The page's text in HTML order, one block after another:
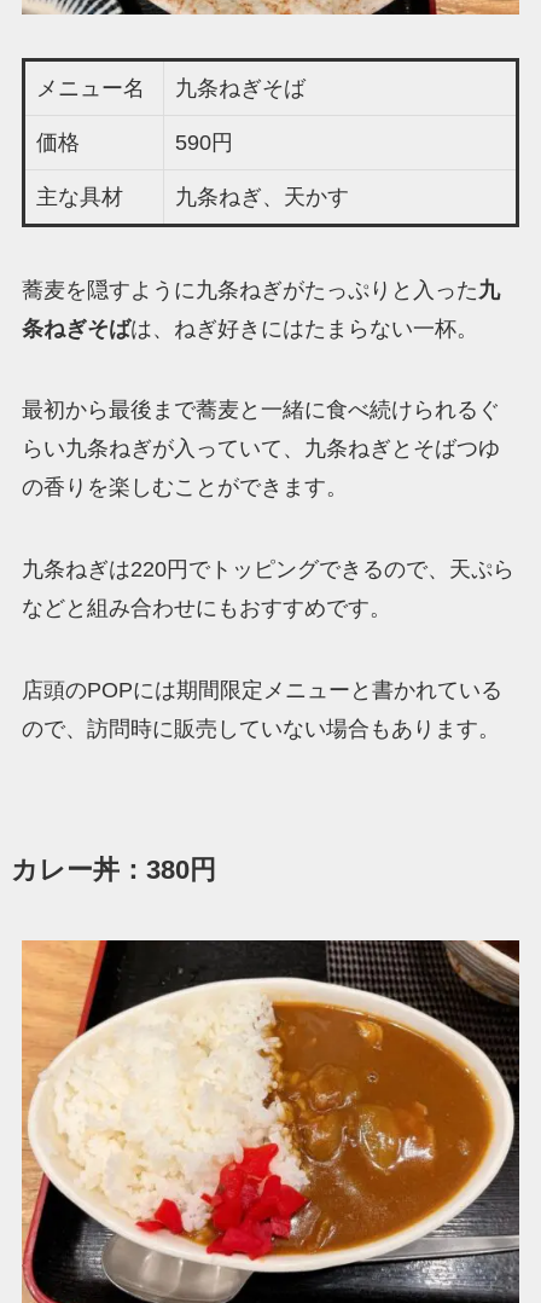
メニュー名 九条ねぎそば
価格 590円
主な具材 九条ねぎ、天かす
蕎麦を隠すように九条ねぎがたっぷりと入った九
条ねぎそばは、ねぎ好きにはたまらない一杯。
最初から最後まで蕎麦と一緒に食べ続けられるぐ
らい九条ねぎが入っていて、九条ねぎとそばつゆ
の香りを楽しむことができます。
九条ねぎは220円でトッピングできるので、天ぷら
などと組み合わせにもおすすめです。
店頭のPOPには期間限定メニューと書かれている
ので、訪問時に販売していない場合もあります。
カレー丼：380円